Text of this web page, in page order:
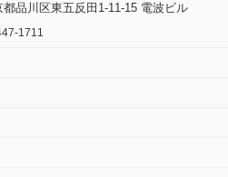
都品川区東五反田1-11-15 電波ビル
1711